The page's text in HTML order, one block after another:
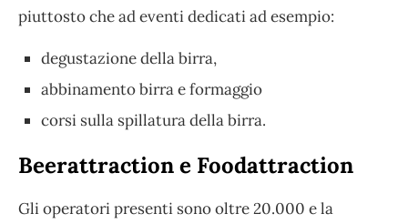
piuttosto che ad eventi dedicati ad esempio:
degustazione della birra,
abbinamento birra e formaggio
corsi sulla spillatura della birra.
Beerattraction e Foodattraction
Gli operatori presenti sono oltre 20.000 e la